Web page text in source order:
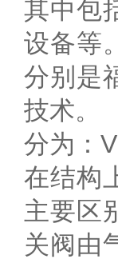
其中包
设备等
分别是
技术。
分为：
在结构
主要区
关阀由